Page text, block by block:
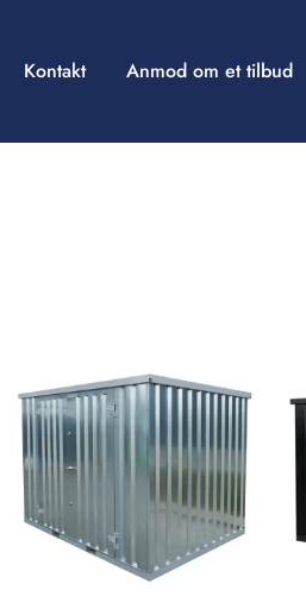
Kontakt Anmod om et tilbud